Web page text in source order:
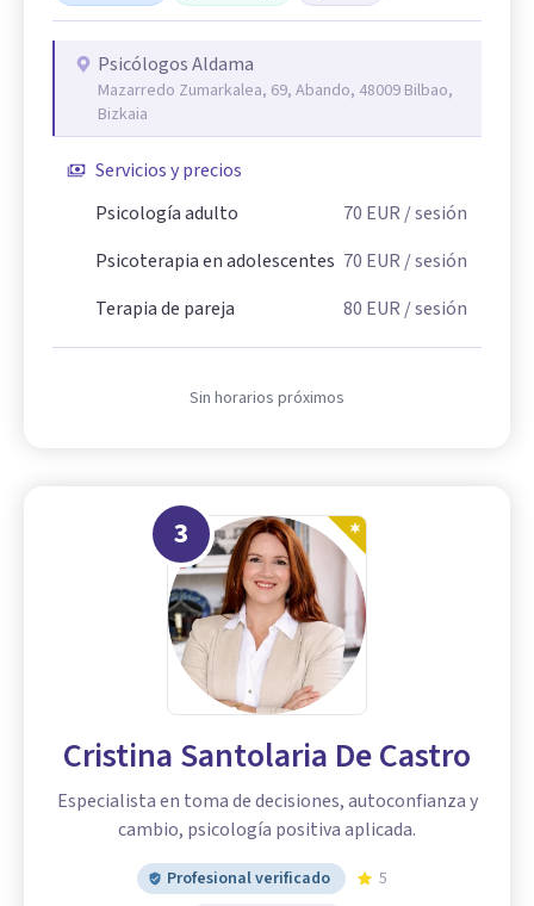
Psicólogos Aldama
Mazarredo Zumarkalea, 69, Abando, 48009 Bilbao,
Bizkaia
Servicios y precios
Psicología adulto
70 EUR / sesión
Psicoterapia en adolescentes 70 EUR / sesión
Terapia de pareja
80 EUR / sesión
Sin horarios próximos
3
Cristina Santolaria De Castro
Especialista en toma de decisiones, autoconfianza y
cambio, psicología positiva aplicada.
Profesional verificado
5